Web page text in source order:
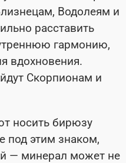
Водолеям и
расставить
гармонию,
вдохновения.
Скорпионам и
носить бирюзу
этим знаком,
— минерал может не